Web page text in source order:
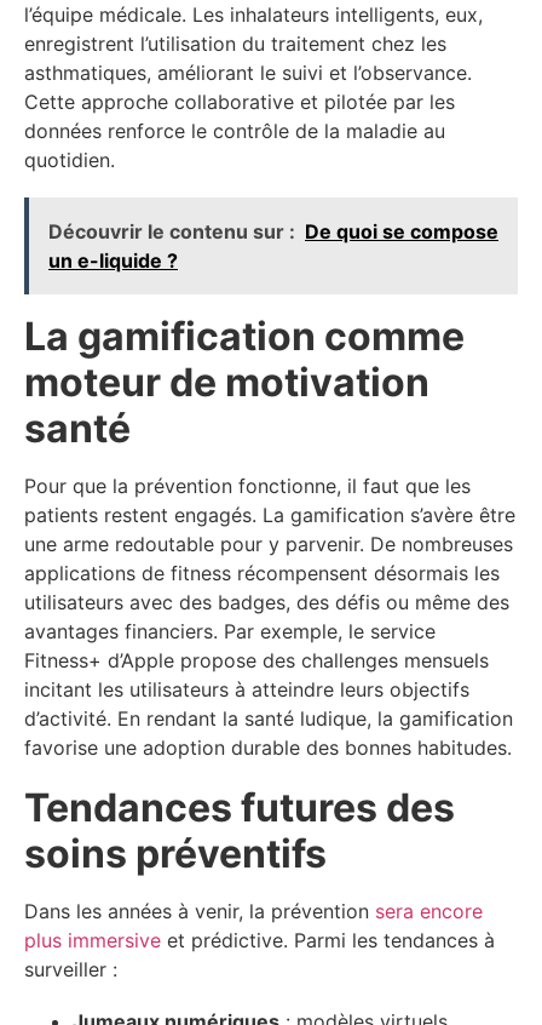
l’équipe médicale. Les inhalateurs intelligents, eux,
enregistrent l’utilisation du traitement chez les
asthmatiques, améliorant le suivi et l’observance.
Cette approche collaborative et pilotée par les
données renforce le contrôle de la maladie au
quotidien.
Découvrir le contenu sur : De quoi se compose
un e-liquide ?
La gamification comme
moteur de motivation
santé
Pour que la prévention fonctionne, il faut que les
patients restent engagés. La gamification s’avère être
une arme redoutable pour y parvenir. De nombreuses
applications de fitness récompensent désormais les
utilisateurs avec des badges, des défis ou même des
avantages financiers. Par exemple, le service
Fitness+ d’Apple propose des challenges mensuels
incitant les utilisateurs à atteindre leurs objectifs
d’activité. En rendant la santé ludique, la gamification
favorise une adoption durable des bonnes habitudes.
Tendances futures des
soins préventifs
Dans les années à venir, la prévention sera encore
plus immersive et prédictive. Parmi les tendances à
surveiller :